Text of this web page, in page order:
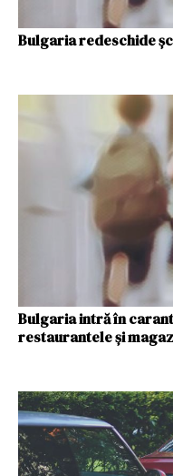
Bulgaria redeschide
Bulgaria intră în
restaurantele și